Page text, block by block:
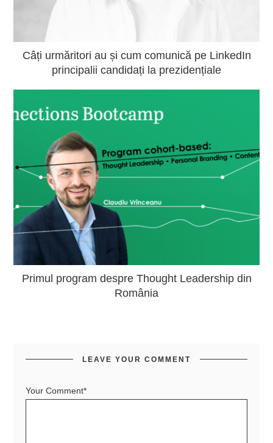
Câți urmăritori au și cum comunică pe LinkedIn
principalii candidați la prezidențiale
Primul program despre Thought Leadership din
România
LEAVE YOUR COMMENT
Your Comment*